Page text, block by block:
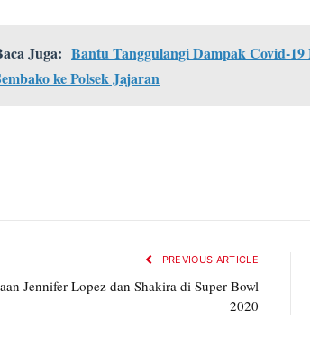
Juga: Bantu Tanggulangi Dampak Covid-
ke Polsek Jajaran
PREVIOUS ARTICLE
Jennifer Lopez dan Shakira di Super Bowl
2020